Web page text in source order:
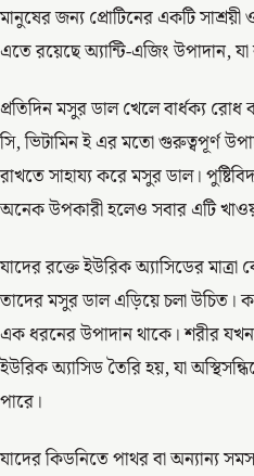
মানুষের জন্য প্রোটিনের একটি
এতে রয়েছে অ্যান্টি-এজিং উপাদান,
প্রতিদিন মসুর ডাল খেলে বার্ধক্য রোধ
সি, ভিটামিন ই এর মতো গুরুত্বপূর্ণ
রাখতে সাহায্য করে মসুর ডাল।
অনেক উপকারী হলেও সবার এটি
যাদের রক্তে ইউরিক অ্যাসিডের মাত্রা
তাদের মসুর ডাল এড়িয়ে চলা উচিত।
এক ধরনের উপাদান থাকে। শরীর
ইউরিক অ্যাসিড তৈরি হয়, যা
পারে।
যাদের কিডনিতে পাথর বা অন্যান্য